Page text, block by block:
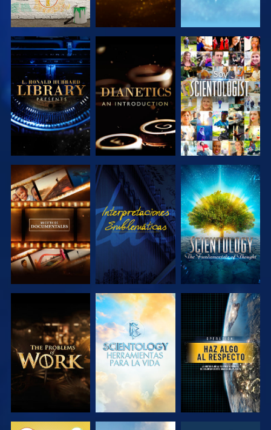
EXPLORA LAS
SERIES
EXPLORA LAS
SERIES
VE
EXPLORA LAS
SERIES
VE
EXPLORA LAS
SERIES
EXPLORA LAS
SERIES
EXPLORA LAS
SERIES
VE